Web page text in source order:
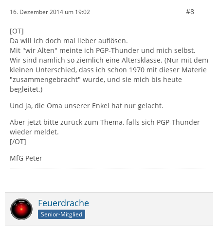
16. Dezember 2014 um 19:02 #8
[OT]
Da will ich doch mal lieber auflösen.
Mit "wir Alten" meinte ich PGP-Thunder und mich selbst.
Wir sind nämlich so ziemlich eine Altersklasse. (Nur mit dem
kleinen Unterschied, dass ich schon 1970 mit dieser Materie
"zusammengebracht" wurde, und sie mich bis heute
begleitet.)
Und ja, die Oma unserer Enkel hat nur gelacht.
Aber jetzt bitte zurück zum Thema, falls sich PGP-Thunder
wieder meldet.
[/OT]
MfG Peter
Feuerdrache
Senior-Mitglied